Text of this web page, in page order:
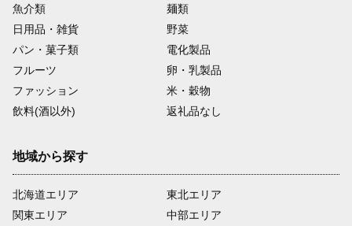
魚介類
麺類
日用品・雑貨
野菜
パン・菓子類
電化製品
フルーツ
卵・乳製品
ファッション
米・穀物
飲料(酒以外)
返礼品なし
地域から探す
北海道エリア
関東エリア
東北エリア
中部エリア